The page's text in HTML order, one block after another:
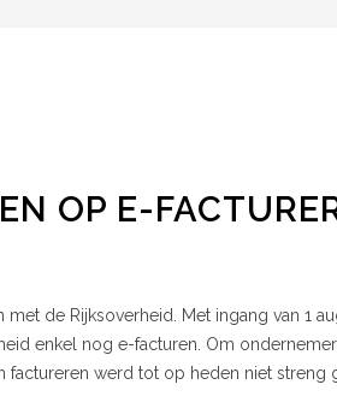
OP E-
de Rijksoverheid. Met ingang van 1
enkel nog e-facturen. Om
werd tot op heden niet streng